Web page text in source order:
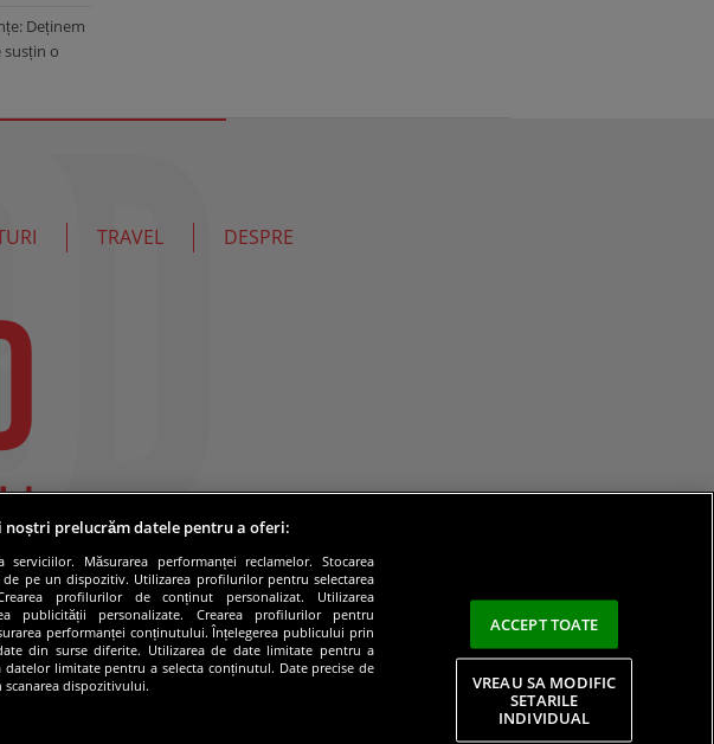
Deținem
o
TRAVEL DESPRE
prelucrăm datele pentru a oferi:
serviciilor. Măsurarea performanței reclamelor. Stocarea
de pe un dispozitiv. Utilizarea profilurilor pentru selectarea
profilurilor de conținut personalizat. Utilizarea
publicității personalizate. Crearea profilurilor pentru
performanței conținutului. Înțelegerea publicului prin
din surse diferite. Utilizarea de date limitate pentru a
datelor limitate pentru a selecta conținutul. Date precise de
dispozitivului.
ACCEPT TOATE
VREAU SA MODIFIC
SETARILE
INDIVIDUAL